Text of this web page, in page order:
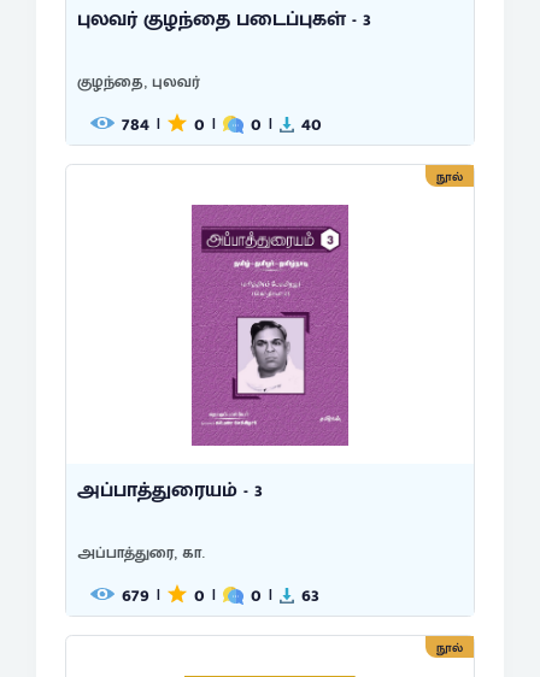
புலவர் குழந்தை படைப்புகள் - 3
குழந்தை, புலவர்
784 | 0 | 0 | 40
நூல்
அப்பாத்துரையம் - 3
அப்பாத்துரை, கா.
679 | 0 | 0 | 63
நூல்